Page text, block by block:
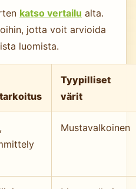
katso vertailu alta.
jotta voit arvioida
luomista.
Tyypilliset
värit
Mustavalkoinen